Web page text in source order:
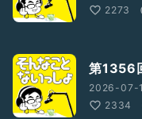
2273
第1356
2026-07-
2334